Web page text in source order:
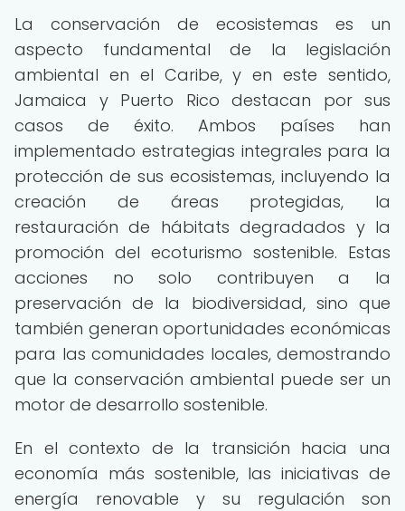
La conservación de ecosistemas es un
aspecto fundamental de la legislación
ambiental en el Caribe, y en este sentido,
Jamaica y Puerto Rico destacan por sus
casos de éxito. Ambos países han
implementado estrategias integrales para la
protección de sus ecosistemas, incluyendo la
creación de áreas protegidas, la
restauración de hábitats degradados y la
promoción del ecoturismo sostenible. Estas
acciones no solo contribuyen a la
preservación de la biodiversidad, sino que
también generan oportunidades económicas
para las comunidades locales, demostrando
que la conservación ambiental puede ser un
motor de desarrollo sostenible.
En el contexto de la transición hacia una
economía más sostenible, las iniciativas de
energía renovable y su regulación son